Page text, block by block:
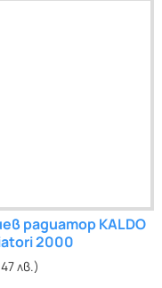
радиатор
1200
(97.38 лв.)
радиатор KALDO
2000
лв.)